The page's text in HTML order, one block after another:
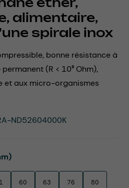
alimentaire,
spirale inox
bonne résistance à
(R < 10⁹ Ohm),
et aux micro-organismes
60 63 76 80
ND52604000K